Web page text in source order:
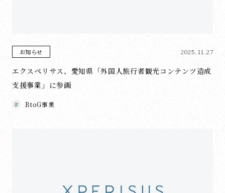
お知らせ 2025.11.27
エクスペリサス、愛知県「外国人旅行者観光コンテンツ造成
支援事業」に参画
BtoG事業